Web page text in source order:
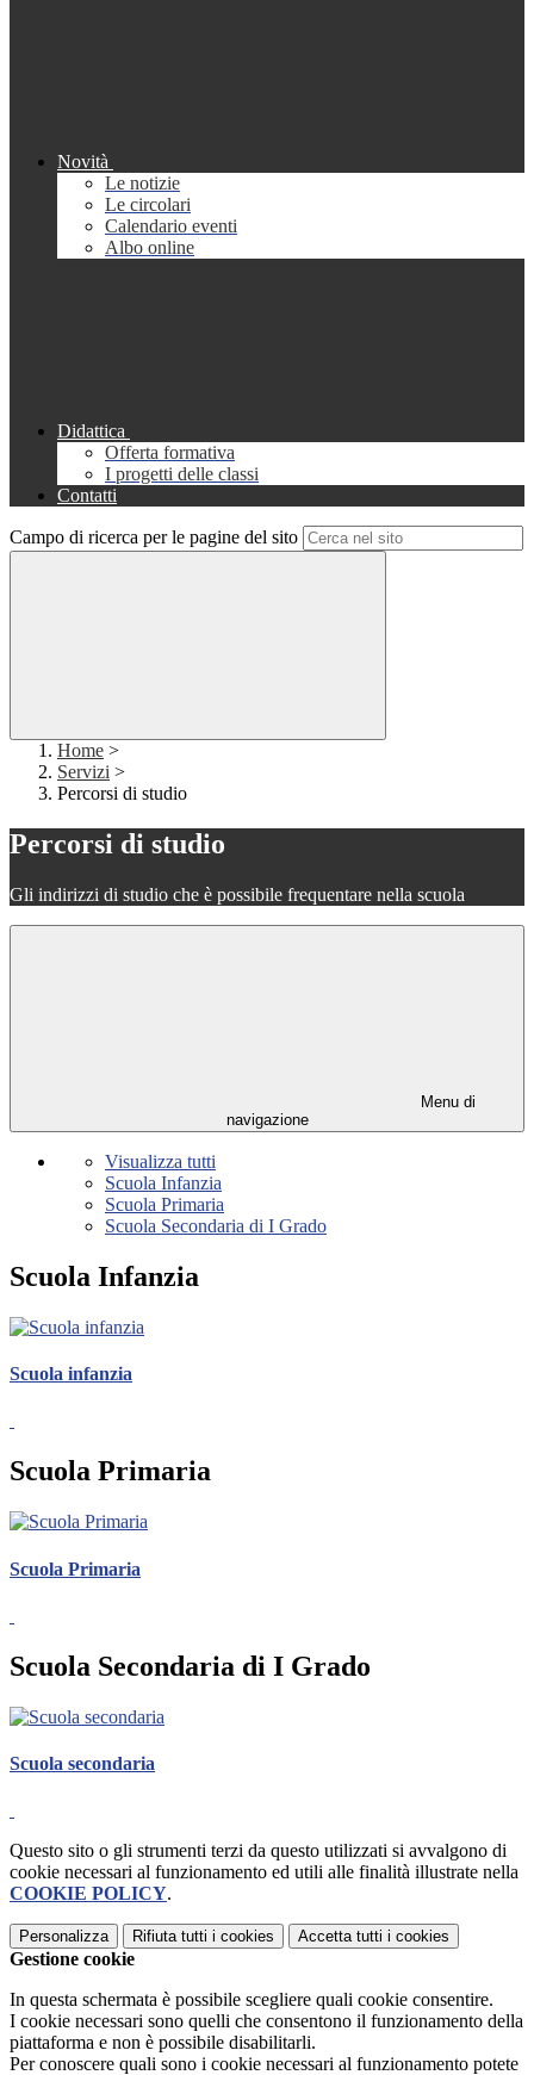
Novità
Le notizie
Le circolari
Calendario eventi
Albo online
Didattica
Offerta formativa
I progetti delle classi
Contatti
Campo di ricerca per le pagine del sito
Home >
Servizi >
Percorsi di studio
Percorsi di studio
Gli indirizzi di studio che è possibile frequentare nella scuola
Menu di
navigazione
Visualizza tutti
Scuola Infanzia
Scuola Primaria
Scuola Secondaria di I Grado
Scuola Infanzia
Scuola infanzia
Scuola Primaria
Scuola Primaria
Scuola Secondaria di I Grado
Scuola secondaria
Questo sito o gli strumenti terzi da questo utilizzati si avvalgono di
cookie necessari al funzionamento ed utili alle finalità illustrate nella
COOKIE POLICY.
Personalizza Rifiuta tutti i cookies Accetta tutti i cookies
Gestione cookie
In questa schermata è possibile scegliere quali cookie consentire.
I cookie necessari sono quelli che consentono il funzionamento della
piattaforma e non è possibile disabilitarli.
Per conoscere quali sono i cookie necessari al funzionamento potete